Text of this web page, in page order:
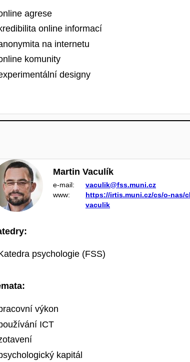
agrese
online informací
na internetu
komunity
designy
Martin Vaculík
e‑mail:
vaculik@fss.muni.cz
www:
https://irtis.muni.cz/cs/o-nas/
vaculik
psychologie (FSS)
výkon
ICT
kapitál